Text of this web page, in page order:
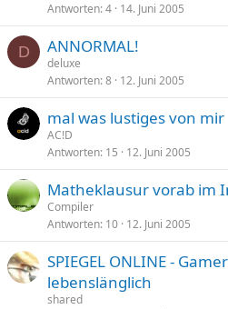
Antworten 4 14. Juni 2005
D ANNORMAL!
deluxe
Antworten 8 12. Juni 2005
mal was lustiges von mir
AC!D
Antworten 15 12. Juni 2005
Matheklausur vorab im
Compiler
Antworten 10 12. Juni 2005
SPIEGEL ONLINE -
lebenslänglich
shared